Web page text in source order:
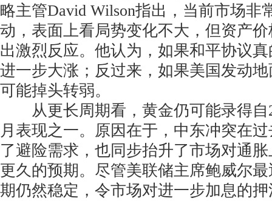
略主管David Wilson指出，当前市场非
动，表面上看局势变化不大，但资产
出激烈反应。他认为，如果和平协议
进一步大涨；反过来，如果美国发动
可能掉头转弱。
从更长周期看，黄金仍可能录得自
月表现之一。原因在于，中东冲突在
了避险需求，也同步抬升了市场对通
更久的预期。尽管美联储主席鲍威尔
期仍然稳定，令市场对进一步加息的